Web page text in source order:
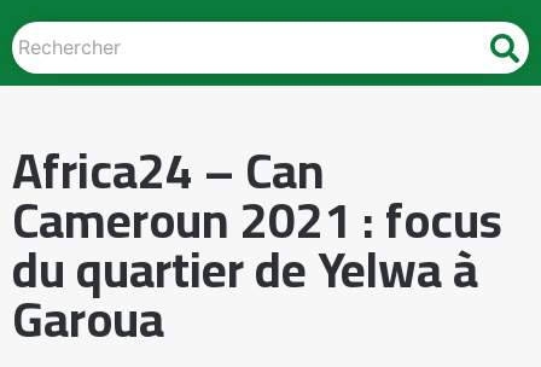
Africa24 – Can
Cameroun 2021 : focus
du quartier de Yelwa à
Garoua